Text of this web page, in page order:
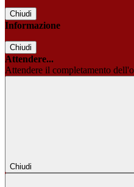
Chiudi
Informazione
Chiudi
Attendere...
Attendere il completamento
Chiudi